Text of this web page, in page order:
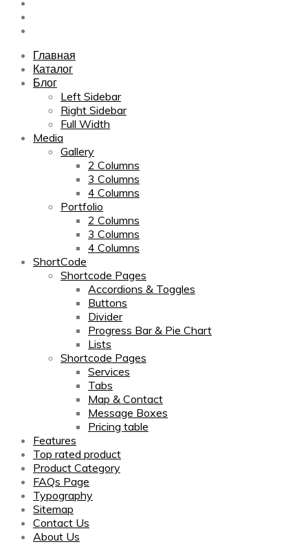
Главная
Каталог
Блог
Left Sidebar
Right Sidebar
Full Width
Media
Gallery
2 Columns
3 Columns
4 Columns
Portfolio
2 Columns
3 Columns
4 Columns
ShortCode
Shortcode Pages
Accordions & Toggles
Buttons
Divider
Progress Bar & Pie Chart
Lists
Shortcode Pages
Services
Tabs
Map & Contact
Message Boxes
Pricing table
Features
Top rated product
Product Category
FAQs Page
Typography
Sitemap
Contact Us
About Us